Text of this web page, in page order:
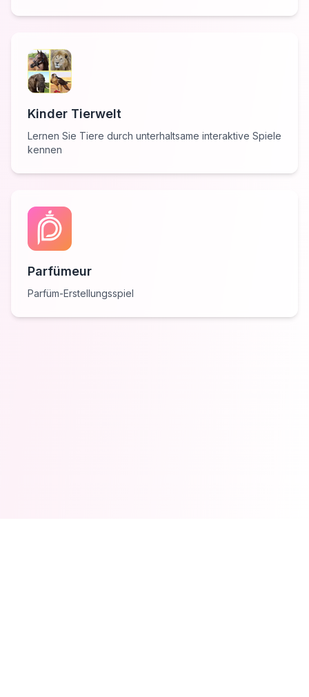
Kinder Tierwelt
Lernen Sie Tiere durch unterhaltsame interaktive Spiele
kennen
Parfümeur
Parfüm-Erstellungsspiel